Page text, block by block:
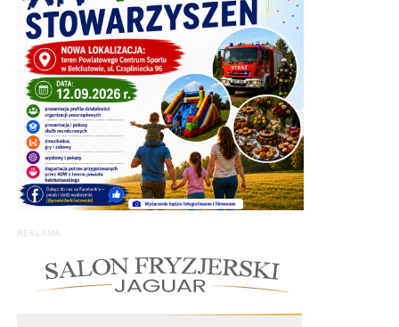
REKLAMA